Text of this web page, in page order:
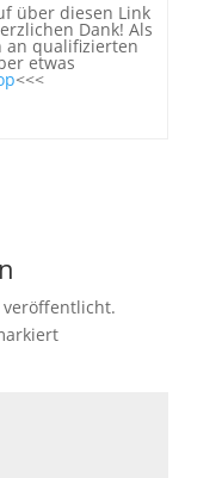
über diesen Link
Dank! Als
an qualifizierten
etwas
<<<
veröffentlicht.